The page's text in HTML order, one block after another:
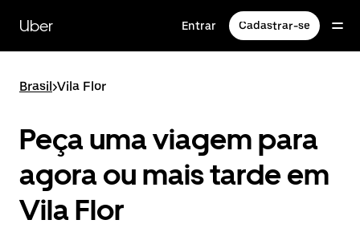
para
conteúdo
Uber Entrar Cadastrar-se
Brasil>Vila Flor
Peça uma viagem para
agora ou mais tarde em
Vila Flor